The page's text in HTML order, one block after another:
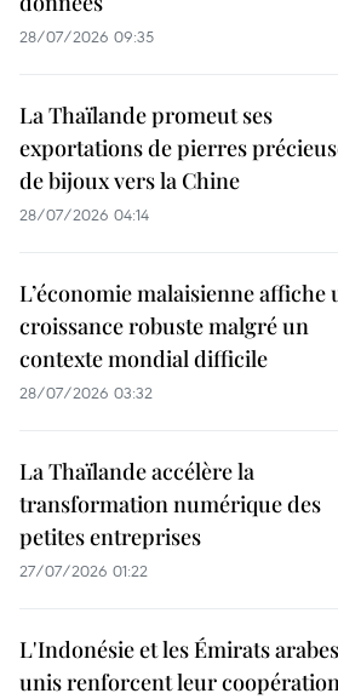
28/07/2026 09:35
La Thaïlande promeut ses
exportations de pierres
de bijoux vers la Chine
28/07/2026 04:14
L’économie malaisienne affiche
croissance robuste malgré un
contexte mondial difficile
28/07/2026 03:32
La Thaïlande accélère la
transformation numérique des
petites entreprises
27/07/2026 01:22
L'Indonésie et les Émirats arabes
unis renforcent leur